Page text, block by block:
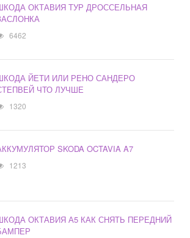
ОКТАВИЯ ТУР ДРОССЕЛЬНАЯ
6462
ЙЕТИ ИЛИ РЕНО САНДЕРО
ЧТО ЛУЧШЕ
1320
SKODA OCTAVIA A7
1213
ОКТАВИЯ А5 КАК СНЯТЬ ПЕРЕДНИЙ